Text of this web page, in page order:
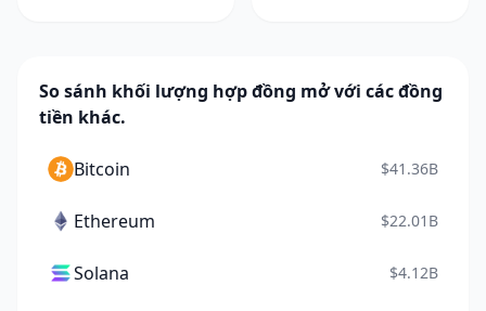
So sánh khối lượng hợp đồng mở với các đồng
tiền khác.
Bitcoin $41.36B
Ethereum $22.01B
Solana $4.12B